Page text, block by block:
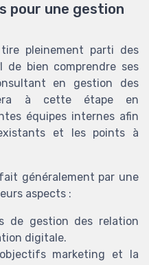
pour une gestion
pleinement parti des
de bien comprendre ses
en gestion des
à cette étape en
équipes internes afin
et les points à
généralement par une
aspects :
de gestion des relation
digitale.
marketing et la